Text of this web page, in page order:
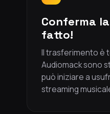
Conferma
fatto!
Il trasferimento è
Audiomack sono
può iniziare a
streaming